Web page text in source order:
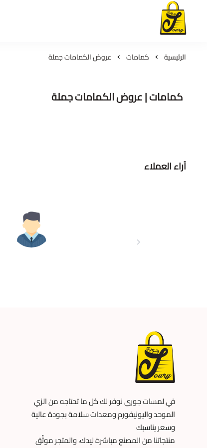
لمسات جوري
الرئيسية كمامات عروض الكمامات جملة
كمامات | عروض الكمامات جملة
آراء العملاء
في لمسات جوري نوفر لك كل ما تحتاجه من الزي
الموحد واليونيفورم ومعدات سلامة بجودة عالية
وسعر يناسبك
منتجاتنا من المصنع مباشرة ليدك، والمتجر موثّق